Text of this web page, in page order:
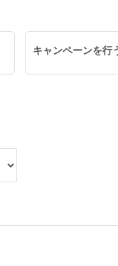
キャンペーンを行